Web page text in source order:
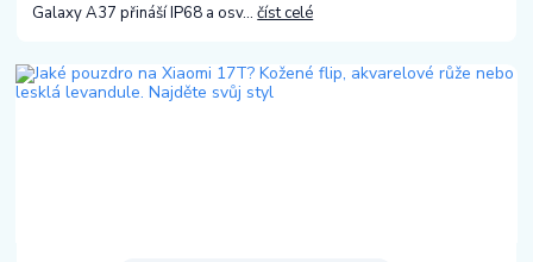
Galaxy A37 přináší IP68 a osv...číst celé